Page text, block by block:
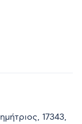
17343,